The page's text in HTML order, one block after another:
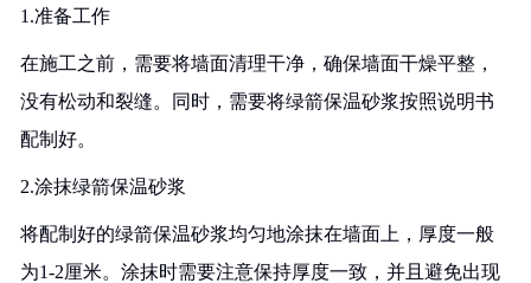
1.准备工作
在施工之前，需要将墙面清理干净，确保墙面干燥平整，
没有松动和裂缝。同时，需要将绿箭保温砂浆按照说明书
配制好。
2.涂抹绿箭保温砂浆
将配制好的绿箭保温砂浆均匀地涂抹在墙面上，厚度一般
为1-2厘米。涂抹时需要注意保持厚度一致，并且避免出现